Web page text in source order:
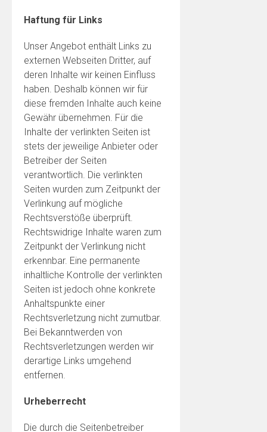
Haftung für Links
Unser Angebot enthält Links zu
externen Webseiten Dritter, auf
deren Inhalte wir keinen Einfluss
haben. Deshalb können wir für
diese fremden Inhalte auch keine
Gewähr übernehmen. Für die
Inhalte der verlinkten Seiten ist
stets der jeweilige Anbieter oder
Betreiber der Seiten
verantwortlich. Die verlinkten
Seiten wurden zum Zeitpunkt der
Verlinkung auf mögliche
Rechtsverstöße überprüft.
Rechtswidrige Inhalte waren zum
Zeitpunkt der Verlinkung nicht
erkennbar. Eine permanente
inhaltliche Kontrolle der verlinkten
Seiten ist jedoch ohne konkrete
Anhaltspunkte einer
Rechtsverletzung nicht zumutbar.
Bei Bekanntwerden von
Rechtsverletzungen werden wir
derartige Links umgehend
entfernen.
Urheberrecht
Die durch die Seitenbetreiber